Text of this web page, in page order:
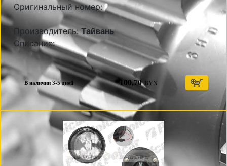
Оригинальный номер:
Производитель:Тайвань
Описание:
В наличии 3-5 дней 100,70 BYN